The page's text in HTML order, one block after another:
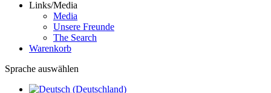
Links/Media
Media
Unsere Freunde
The Search
Warenkorb
Sprache auswählen